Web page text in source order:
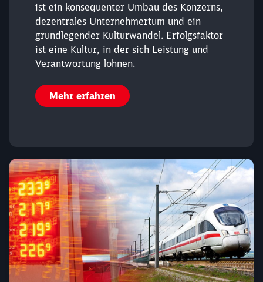
ist ein konsequenter Umbau des Konzerns,
dezentrales Unternehmertum und ein
grundlegender Kulturwandel. Erfolgsfaktor
ist eine Kultur, in der sich Leistung und
Verantwortung lohnen.
Mehr erfahren